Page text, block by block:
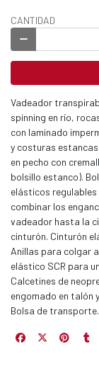
correo y
por
premios
JUGAR
CANTIDAD
Vadeador
spinning en río,
con laminado
y costuras
en pecho con
bolsillo estanco).
elásticos
combinar los
vadeador hasta la
cinturón. Cinturón
Anillas para colgar
elástico SCR para
Calcetines de
engomado en talón
Bolsa de transporte.